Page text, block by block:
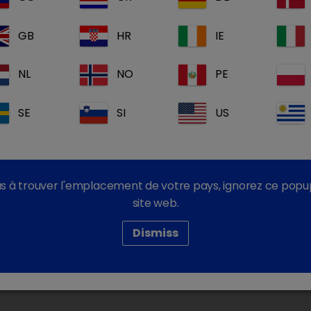
connecter
account_box Vous
Nos
Nos
GB HR IE
NL NO PE
SE SI US
à trouver l'emplacement de votre pays, ignorez ce
site web.
Dismiss